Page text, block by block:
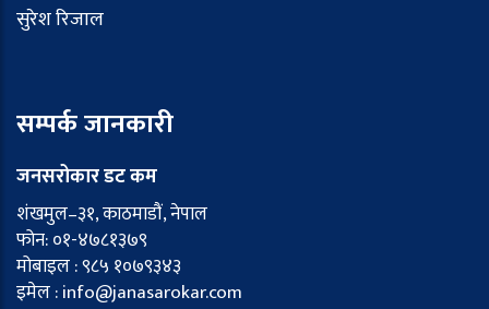
सुरेश रिजाल
सम्पर्क जानकारी
जनसरोकार डट कम
शंखमुल–३१, काठमाडौं, नेपाल
फोन: ०१-४७८१३७९
मोबाइल : ९८५ १०७९३४३
इमेल : info@janasarokar.com